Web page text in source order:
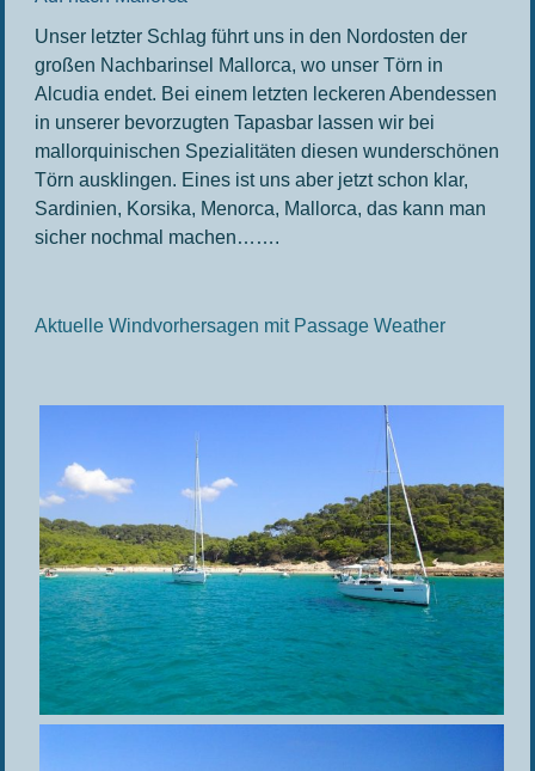
Unser letzter Schlag führt uns in den Nordosten der
großen Nachbarinsel Mallorca, wo unser Törn in
Alcudia endet. Bei einem letzten leckeren Abendessen
in unserer bevorzugten Tapasbar lassen wir bei
mallorquinischen Spezialitäten diesen wunderschönen
Törn ausklingen. Eines ist uns aber jetzt schon klar,
Sardinien, Korsika, Menorca, Mallorca, das kann man
sicher nochmal machen…….
Aktuelle Windvorhersagen mit Passage Weather